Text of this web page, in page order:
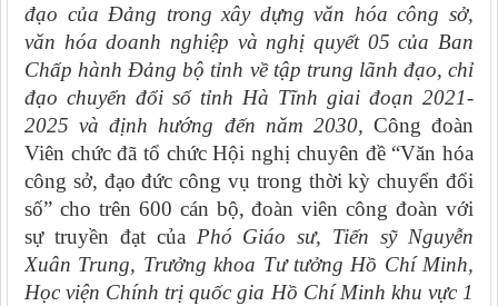
đạo của Đảng trong xây dựng văn hóa công sở,
văn hóa doanh nghiệp và nghị quyết 05 của Ban
Chấp hành Đảng bộ tỉnh về tập trung lãnh đạo, chỉ
đạo chuyển đổi số tỉnh Hà Tĩnh giai đoạn 2021-
2025 và định hướng đến năm 2030, Công đoàn
Viên chức đã tổ chức Hội nghị chuyên đề “Văn hóa
công sở, đạo đức công vụ trong thời kỳ chuyển đổi
số” cho trên 600 cán bộ, đoàn viên công đoàn với
sự truyền đạt của Phó Giáo sư, Tiến sỹ Nguyễn
Xuân Trung, Trưởng khoa Tư tưởng Hồ Chí Minh,
Học viện Chính trị quốc gia Hồ Chí Minh khu vực 1